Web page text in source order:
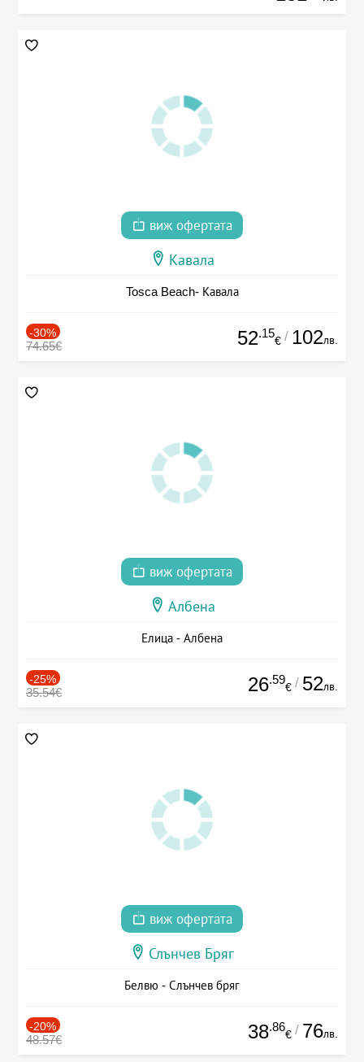
виж офертата
Кавала
Tosca Beach- Кавала
-30%
74.65€ 52.15
€ / 102лв.
виж офертата
Албена
Елица - Албена
-25%
35.54€ 26.59
€ / 52лв.
виж офертата
Слънчев Бряг
Белвю - Слънчев бряг
-20%
48.57€ 38.86
€ / 76лв.